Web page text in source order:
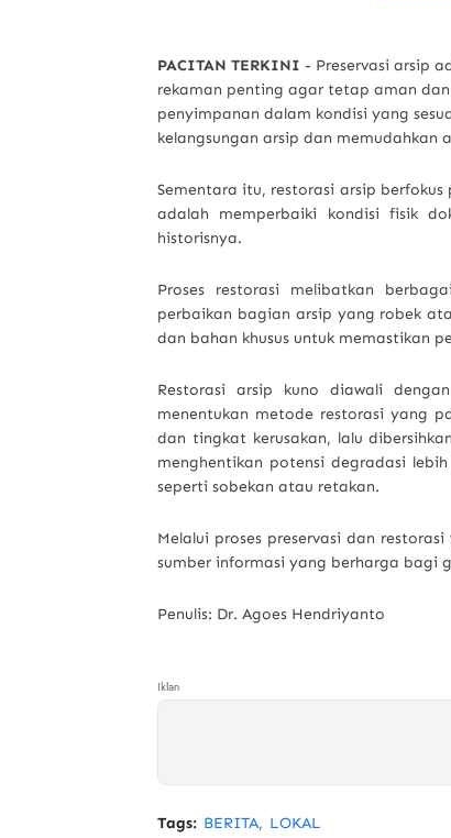
PACITAN TERKINI - Preservasi arsip
rekaman penting agar tetap aman
penyimpanan dalam kondisi yang
kelangsungan arsip dan memudahkan
Sementara itu, restorasi arsip
adalah memperbaiki kondisi fisik
historisnya.
Proses restorasi melibatkan
perbaikan bagian arsip yang robek
dan bahan khusus untuk memastikan
Restorasi arsip kuno diawali
menentukan metode restorasi yang
dan tingkat kerusakan, lalu
menghentikan potensi degradasi
seperti sobekan atau retakan.
Melalui proses preservasi dan
sumber informasi yang berharga bagi
Penulis: Dr. Agoes Hendriyanto
Iklan
Tags: BERITA LOKAL